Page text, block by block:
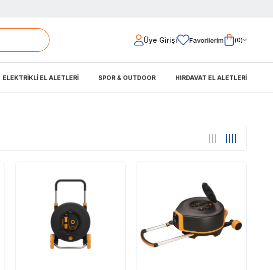
Üye Girişi Favorilerim 0
ELEKTRİKLİ EL ALETLERİ SPOR & OUTDOOR HIRDAVAT EL ALETLERİ